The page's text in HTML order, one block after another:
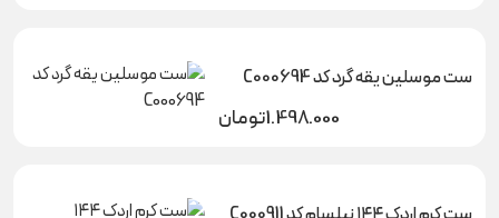
ست موسلین یقه گرد کد C000694
1.498.000تومان